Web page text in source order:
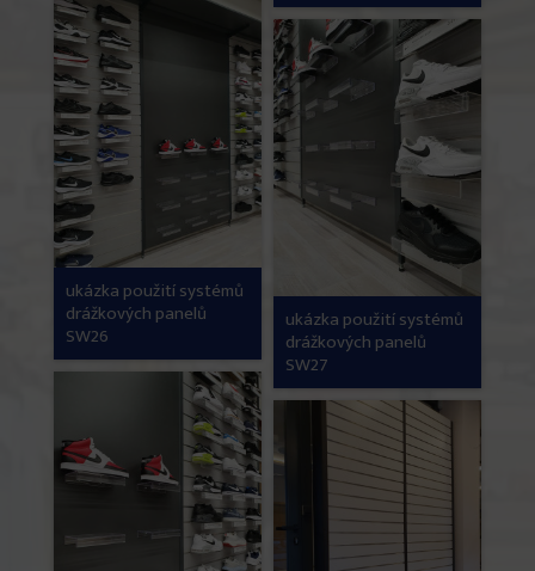
ukázka použití systémů
drážkových panelů
SW26
ukázka použití systémů
drážkových panelů
SW27